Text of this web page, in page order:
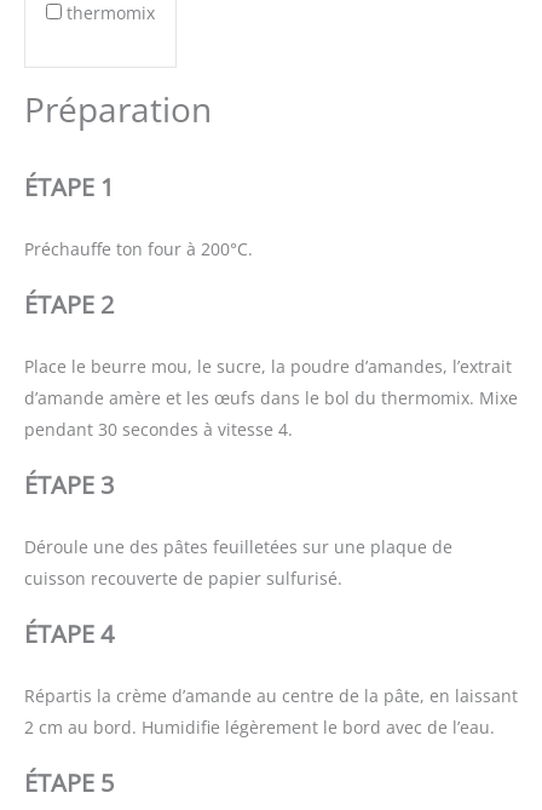
thermomix
Préparation
ÉTAPE 1
Préchauffe ton four à 200°C.
ÉTAPE 2
Place le beurre mou, le sucre, la poudre d’amandes, l’extrait
d’amande amère et les œufs dans le bol du thermomix. Mixe
pendant 30 secondes à vitesse 4.
ÉTAPE 3
Déroule une des pâtes feuilletées sur une plaque de
cuisson recouverte de papier sulfurisé.
ÉTAPE 4
Répartis la crème d’amande au centre de la pâte, en laissant
2 cm au bord. Humidifie légèrement le bord avec de l’eau.
ÉTAPE 5